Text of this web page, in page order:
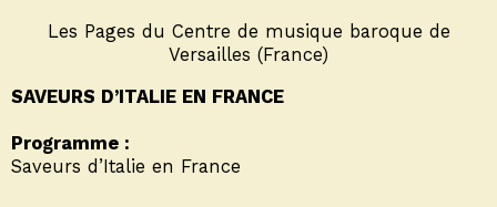
Les Pages du Centre de musique baroque de
Versailles (France)
SAVEURS D’ITALIE EN FRANCE
Programme :
Saveurs d’Italie en France